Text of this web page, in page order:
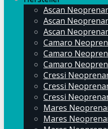
Ascan
Ascan
Ascan
Camaro
Camaro
Camaro
Cressi
Cressi
Cressi
Mares
Mares